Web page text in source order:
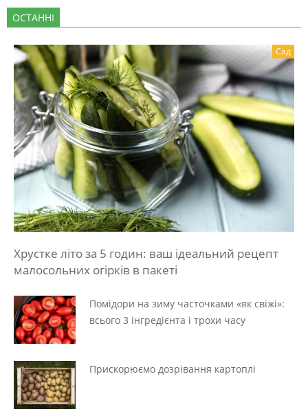
ОСТАННІ
Сад
Хрустке літо за 5 годин: ваш ідеальний рецепт
малосольних огірків в пакеті
Помідори на зиму часточками «як свіжі»:
всього 3 інгредієнта і трохи часу
Прискорюємо дозрівання картоплі